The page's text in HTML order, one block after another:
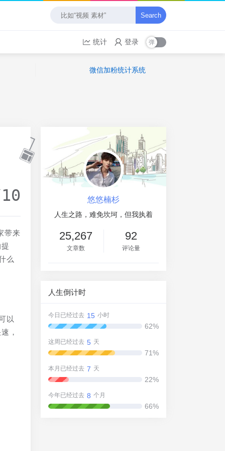
Search
统计 登录
微信加粉统计系统
带来
么
以
，
悠悠楠杉
人生之路，难免坎坷，但我执着
25,267
文章数
92
评论量
人生倒计时
今日已经过去 15 小时
62%
这周已经过去 5 天
71%
本月已经过去 7 天
22%
今年已经过去 8 个月
66%